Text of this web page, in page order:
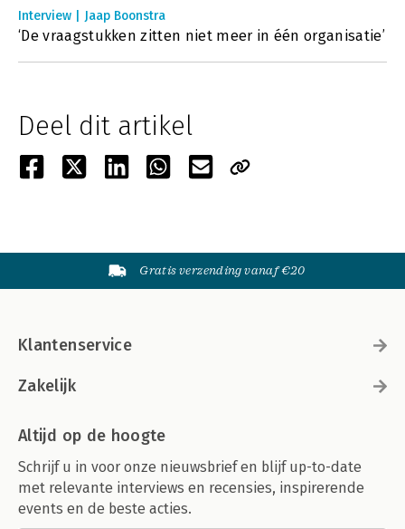
Interview | Jaap Boonstra
‘De vraagstukken zitten niet meer in één organisatie’
Deel dit artikel
Gratis verzending vanaf €20
Klantenservice
Zakelijk
Altijd op de hoogte
Schrijf u in voor onze nieuwsbrief en blijf up-to-date
met relevante interviews en recensies, inspirerende
events en de beste acties.